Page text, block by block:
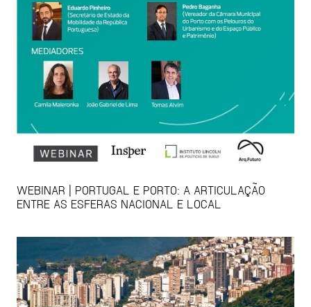
WEBINAR | PORTUGAL E PORTO: A ARTICULAÇÃO
ENTRE AS ESFERAS NACIONAL E LOCAL